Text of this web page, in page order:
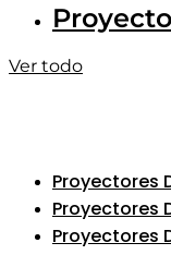
Ver todo
Proyectores
Proyectores
Proyectores